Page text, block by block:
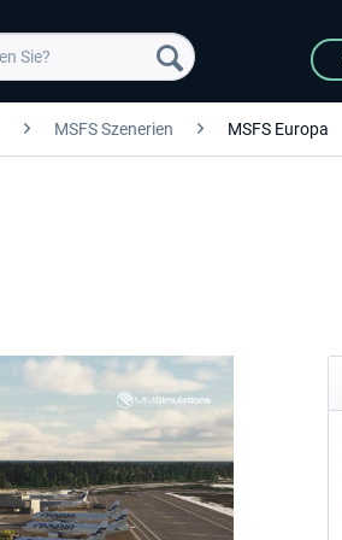
MSFS Szenerien MSFS Europa